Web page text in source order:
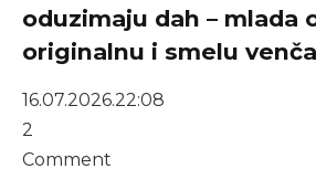
oduzimaju dah – mlada
originalnu i smelu
16.07.2026.22:08
2
Comment